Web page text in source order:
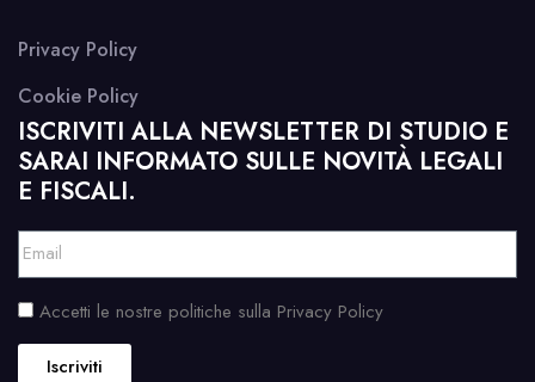
Privacy Policy
Cookie Policy
ISCRIVITI ALLA NEWSLETTER DI STUDIO E
SARAI INFORMATO SULLE NOVITÀ LEGALI
E FISCALI.
Accetti le nostre politiche sulla Privacy Policy
Iscriviti